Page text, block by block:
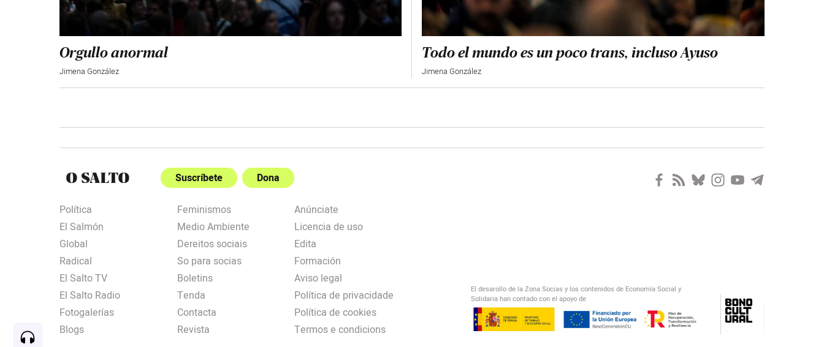
Orgullo anormal
Jimena González
Todo el mundo es un poco trans, incluso Ayuso
Jimena González
Suscríbete Dona
Política
El Salmón
Global
Radical
El Salto TV
El Salto Radio
Fotogalerías
Blogs
Feminismos
Medio Ambiente
Dereitos sociais
So para socias
Boletins
Tenda
Contacta
Revista
Anúnciate
Licencia de uso
Edita
Formación
Aviso legal
Política de privacidade
Política de cookies
Termos e condicions
El desarollo de la Zona Socias y los contenidos de Economía Social y
Solidaria han contado con el apoyo de